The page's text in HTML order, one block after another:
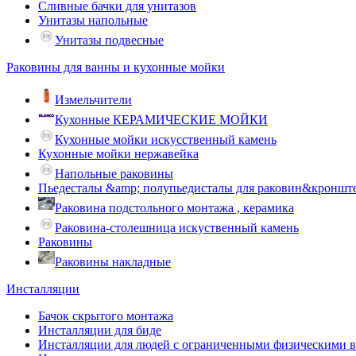
Сливные бачки для унитазов
Унитазы напольные
Унитазы подвесные
Раковины для ванны и кухонные мойки
Измельчители
Кухонные КЕРАМИЧЕСКИЕ МОЙКИ
Кухонные мойки искусственный камень
Кухонные мойки нержавейка
Напольные раковины
Пьедесталы &amp; полупьедисталы для
Раковина подстольного монтажа , керамика
Раковина-столешница искуственный камень
Раковины
Раковины накладные
Инсталляции
Бачок скрытого монтажа
Инсталляции для биде
Инсталляции для людей с ограниченными физическими